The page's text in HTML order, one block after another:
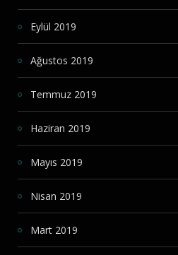
Eylül 2019
Ağustos 2019
Temmuz 2019
Haziran 2019
Mayıs 2019
Nisan 2019
Mart 2019